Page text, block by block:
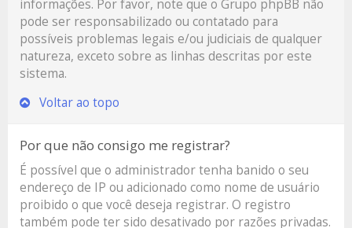
informações. Por favor, note que o Grupo phpBB não
pode ser responsabilizado ou contatado para
possíveis problemas legais e/ou judiciais de qualquer
natureza, exceto sobre as linhas descritas por este
sistema.
Voltar ao topo
Por que não consigo me registrar?
É possível que o administrador tenha banido o seu
endereço de IP ou adicionado como nome de usuário
proibido o que você deseja registrar. O registro
também pode ter sido desativado por razões privadas.